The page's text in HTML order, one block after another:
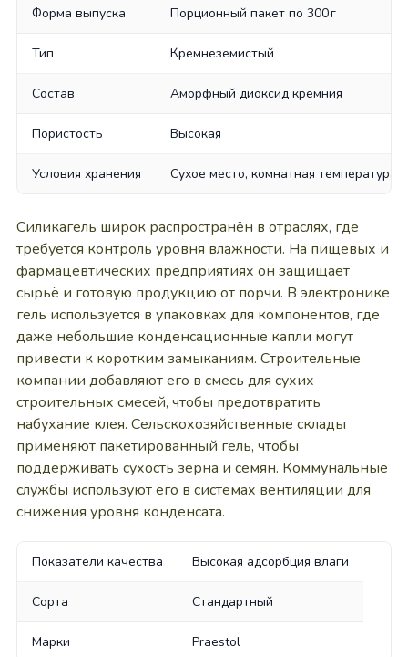
Форма выпуска Порционный пакет по 300 г
Тип Кремнеземистый
Состав Аморфный диоксид кремния
Пористость Высокая
Условия хранения Сухое место, комнатная температура
Силикагель широк распространён в отраслях, где
требуется контроль уровня влажности. На пищевых и
фармацевтических предприятиях он защищает
сырьё и готовую продукцию от порчи. В электронике
гель используется в упаковках для компонентов, где
даже небольшие конденсационные капли могут
привести к коротким замыканиям. Строительные
компании добавляют его в смесь для сухих
строительных смесей, чтобы предотвратить
набухание клея. Сельскохозяйственные склады
применяют пакетированный гель, чтобы
поддерживать сухость зерна и семян. Коммунальные
службы используют его в системах вентиляции для
снижения уровня конденсата.
Показатели качества Высокая адсорбция влаги
Сорта Стандартный
Марки Praestol